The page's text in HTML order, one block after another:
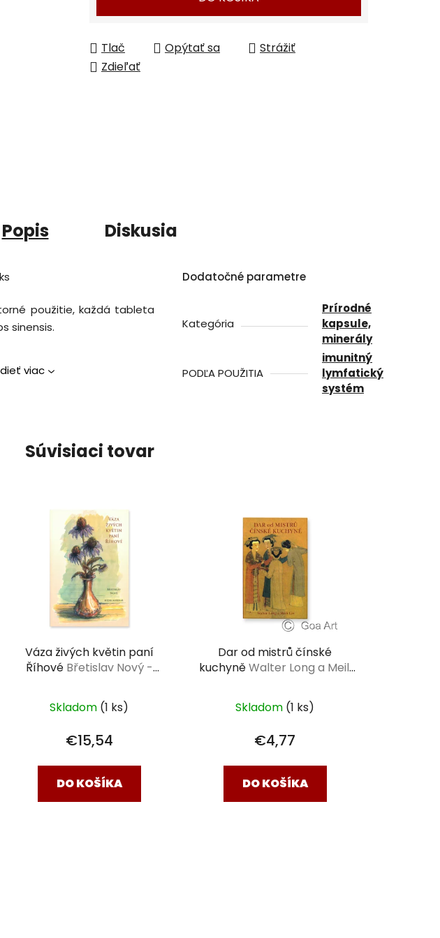
Tlač Opýtať sa
Strážiť
Zdieľať
Popis Diskusia
použitie, každá tableta
sinensis.
viac
Dodatočné parametre
Kategória
Prírodné
kapsule,
minerály
PODĽA POUŽITIA
imunitný
lymfatický
systém
Súvisiaci tovar
Váza živých květin paní
Říhové Břetislav Nový -
Skladom (1 ks)
€15,54
DO KOŠÍKA
Dar od mistrů čínské
kuchyněWalter Long a Meili
Skladom (1 ks)
€4,77
DO KOŠÍKA